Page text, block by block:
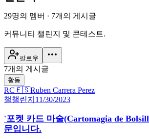
29명의 멤버 · 7개의 게시글
커뮤니티 챌린지 및 콘테스트.
팔로우
7개의 게시글
활동
RC🇪🇸Ruben Carrera Perez
챌챌린지 11/30/2023
'포켓 카드 마술(Cartomagia de
문입니다.